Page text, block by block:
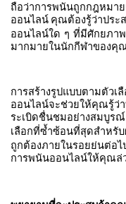
ถือว่าการพนันถูกกฎหมา
ออนไลน์ คุณต้องรู้ว่าประ
ออนไลน์ใด ๆ ที่มีศักยภา
มากมายในนักกีฬาของคุ
การสร้างรูปแบบตามตัว
ออนไลน์จะช่วยให้คุณรู้ว่
ระเบิดชื่นชมอย่างสมบูรณ์
เลือกที่ซ้ำซ้อนที่สุดสำหรั
ถูกต้องภายในรอยย่นต่อ
การพนันออนไลน์ให้คุณล่